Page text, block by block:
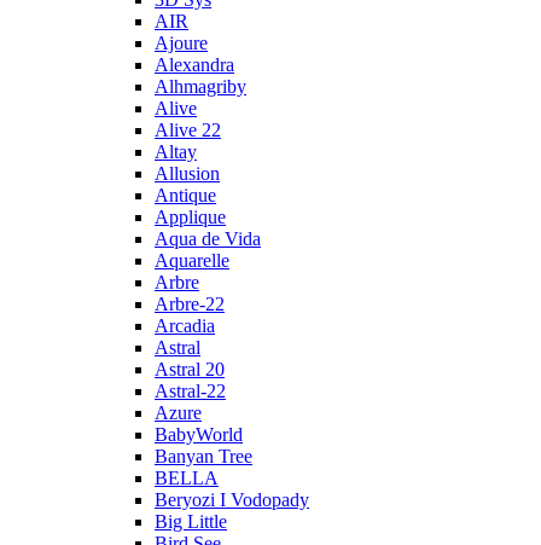
AIR
Ajoure
Alexandra
Alhmagriby
Alive
Alive 22
Altay
Allusion
Antique
Applique
Aqua de Vida
Aquarelle
Arbre
Arbre-22
Arcadia
Astral
Astral 20
Astral-22
Azure
BabyWorld
Banyan Tree
BELLA
Beryozi I Vodopady
Big Little